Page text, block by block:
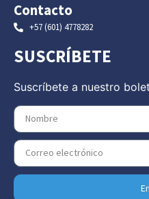
Contacto
+57 (601) 4778282
SUSCRÍBETE
Suscríbete a nuestro